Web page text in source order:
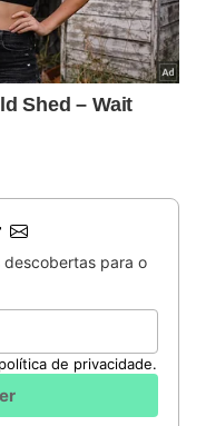
descobertas para o
de privacidade.